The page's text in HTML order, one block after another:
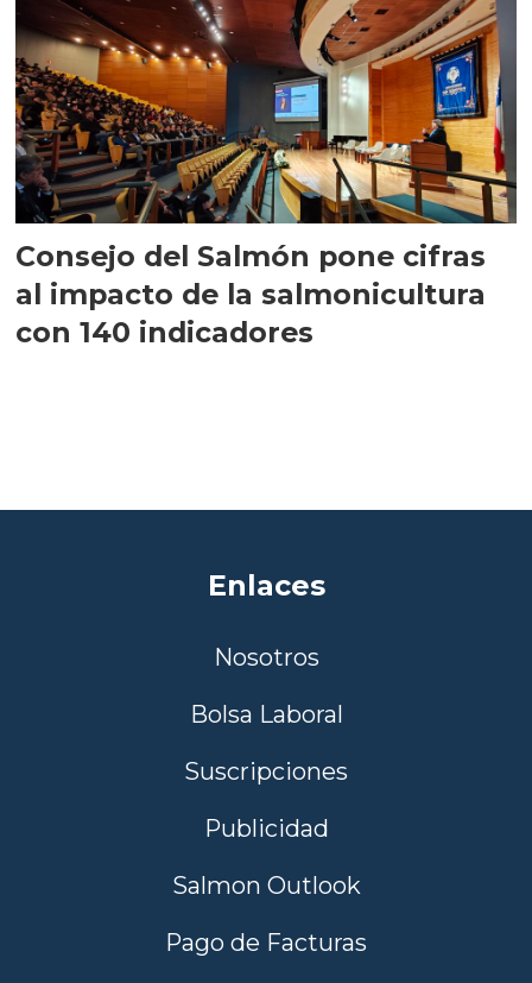
Consejo del Salmón pone cifras
al impacto de la salmonicultura
con 140 indicadores
Enlaces
Nosotros
Bolsa Laboral
Suscripciones
Publicidad
Salmon Outlook
Pago de Facturas